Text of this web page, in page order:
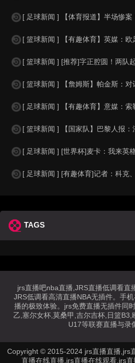
[ 足球新闻 ] 【体育报道】半场惨案！萨卡轻巧推射双响
[ 篮球新闻 ] 【有趣体育】英媒：欧足联让旗下裁判避免
[ 篮球新闻 ] [推荐]字正腔圆！两队起摩擦 4号秀威
[ 篮球新闻 ] 【詹姆斯】帕金斯：对记者有很高敬
[ 足球新闻 ] 【有趣体育】意媒：索勒接近转会利兹联，乌
[ 篮球新闻 ] 【国家队】巴黎人报：法国门将桑巴小腿
[ 足球新闻 ] [世界杯]麦卡：我来英格兰已6年人们对我
[ 足球新闻 ] [有趣体育]记者：科克、卢克曼、奥布拉
TAGS
jrs直播吧nba直播,JRS直播低调看直
JRS低调看高清直播NBA无插件。手
播的极致体验。jrs免费直播无插件同
乙,塞尔女杯,莫桑甲,吉尔吉杯,日篮
U17等联赛直播与录
Copyright © 2015-2024 jrs直播直播,jrs
直播在线直播,jrs直播在线观看,jrs